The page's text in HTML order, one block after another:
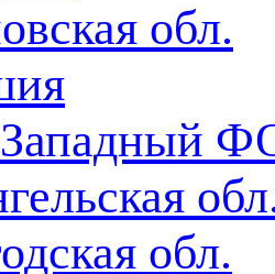
обл.
обл.